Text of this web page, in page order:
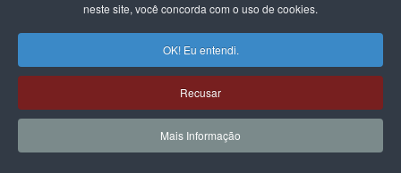
neste site, você concorda com o uso de cookies.
OK! Eu entendi.
Recusar
Mais Informação
Ao fomentar um diálogo sobre os riscos para a democracia e o
Estado Laico
na configuração em andamento no parlamento,